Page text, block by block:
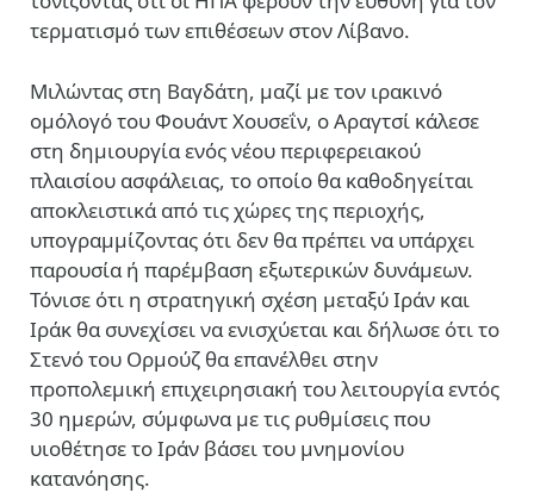
τερματισμό των επιθέσεων στον Λίβανο.
Μιλώντας στη Βαγδάτη, μαζί με τον ιρακινό
ομόλογό του Φουάντ Χουσεΐν, ο Αραγτσί κάλεσε
στη δημιουργία ενός νέου περιφερειακού
πλαισίου ασφάλειας, το οποίο θα καθοδηγείται
αποκλειστικά από τις χώρες της περιοχής,
υπογραμμίζοντας ότι δεν θα πρέπει να υπάρχει
παρουσία ή παρέμβαση εξωτερικών δυνάμεων.
Τόνισε ότι η στρατηγική σχέση μεταξύ Ιράν και
Ιράκ θα συνεχίσει να ενισχύεται και δήλωσε ότι το
Στενό του Ορμούζ θα επανέλθει στην
προπολεμική επιχειρησιακή του λειτουργία εντός
30 ημερών, σύμφωνα με τις ρυθμίσεις που
υιοθέτησε το Ιράν βάσει του μνημονίου
κατανόησης.